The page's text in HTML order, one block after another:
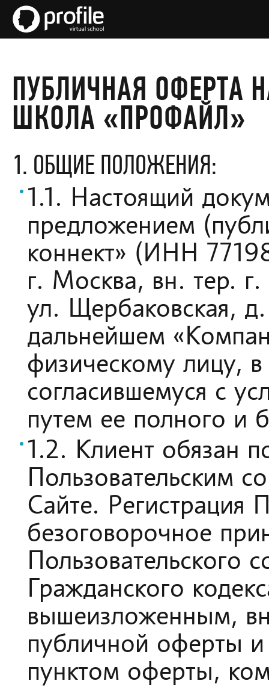
ПУБЛИЧНАЯ ОФЕРТА
ШКОЛА «ПРОФАЙЛ»
1. ОБЩИЕ ПОЛОЖЕНИЯ:
1.1. Настоящий
предложением
коннект» (ИНН
г. Москва, вн. тер.
ул. Щербаковская,
дальнейшем
физическому лицу,
согласившемуся с
путем ее полного и
1.2. Клиент обязан
Пользовательским
Сайте. Регистрация
безоговорочное
Пользовательского
Гражданского
вышеизложенным,
публичной оферты
пунктом оферты,